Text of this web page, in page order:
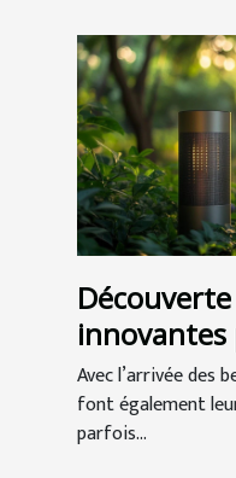
les
Avec l’arrivée des
font également
parfois...